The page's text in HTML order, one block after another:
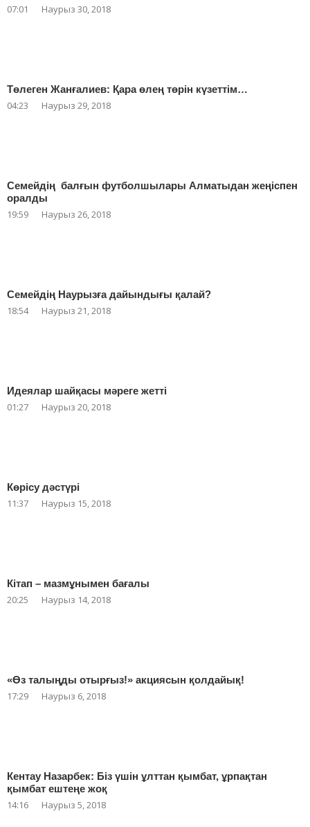
07:01 Наурыз 30, 2018
Төлеген Жанғалиев: Қара өлең төрін күзеттім…
04:23 Наурыз 29, 2018
Семейдің балғын футболшылары Алматыдан жеңіспен
оралды
19:59 Наурыз 26, 2018
Семейдің Наурызға дайындығы қалай?
18:54 Наурыз 21, 2018
Идеялар шайқасы мәреге жетті
01:27 Наурыз 20, 2018
Көрісу дәстүрі
11:37 Наурыз 15, 2018
Кітап – мазмұнымен бағалы
20:25 Наурыз 14, 2018
«Өз талыңды отырғыз!» акциясын қолдайық!
17:29 Наурыз 6, 2018
Кентау Назарбек: Біз үшін ұлттан қымбат, ұрпақтан
қымбат ештеңе жоқ
14:16 Наурыз 5, 2018